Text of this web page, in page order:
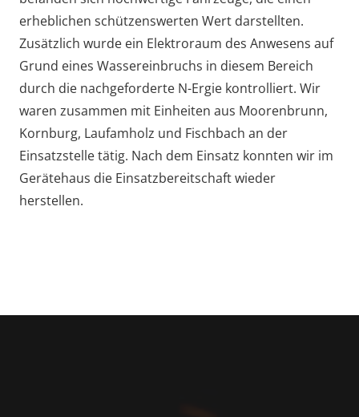
erheblichen schützenswerten Wert darstellten.
Zusätzlich wurde ein Elektroraum des Anwesens auf
Grund eines Wassereinbruchs in diesem Bereich
durch die nachgeforderte N-Ergie kontrolliert. Wir
waren zusammen mit Einheiten aus Moorenbrunn,
Kornburg, Laufamholz und Fischbach an der
Einsatzstelle tätig. Nach dem Einsatz konnten wir im
Gerätehaus die Einsatzbereitschaft wieder
herstellen.